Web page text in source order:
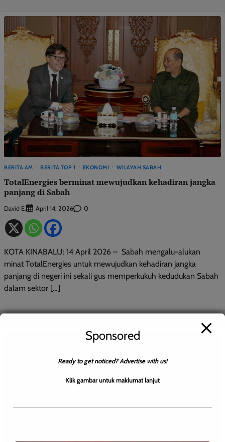
BERITA AM BERITA TOP 1 EKONOMI WILAYAH SABAH
TotalEnergies berminat mewujudkan kehadiran jangka
panjang di Sabah
David E. April 14, 2026 0
KOTA KINABALU: 14 April 2026 – Sabah mengalu-alukan
minat TotalEnergies untuk mewujudkan kehadiran jangka
panjang di negeri ini sekali gus memperkukuh kedudukan Sabah
dalam sektor […]
Sponsored
Ready to get noticed? Advertise with us!
Klik gambar untuk maklumat lanjut